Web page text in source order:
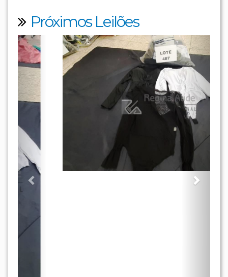
Próximos Leilões
Previous Next
ARREMATADO
Lote: 487
(16 UND) CONFECÇÕES FEMININAS: 10 UND